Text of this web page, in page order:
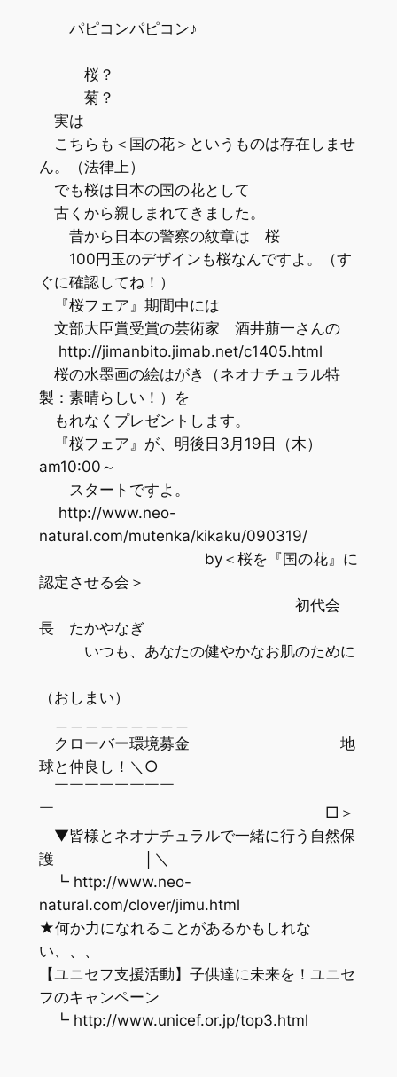
パピコンパピコン♪
桜？
菊？
実は
こちらも＜国の花＞というものは存在しませ
ん。（法律上）
でも桜は日本の国の花として
古くから親しまれてきました。
昔から日本の警察の紋章は 桜
100円玉のデザインも桜なんですよ。（す
ぐに確認してね！）
『桜フェア』期間中には
文部大臣賞受賞の芸術家 酒井萠一さんの
http://jimanbito.jimab.net/c1405.html
桜の水墨画の絵はがき（ネオナチュラル特
製：素晴らしい！）を
もれなくプレゼントします。
『桜フェア』が、明後日3月19日（木）
am10:00～
スタートですよ。
http://www.neo-
natural.com/mutenka/kikaku/090319/
by＜桜を『国の花』に
認定させる会＞
初代会
長 たかやなぎ
いつも、あなたの健やかなお肌のために
（おしまい）
クローバー環境募金 地
球と仲良し！＼○
￣￣￣￣￣￣￣￣
￣ □＞
▼皆様とネオナチュラルで一緒に行う自然保
護 │＼
┗ http://www.neo-
natural.com/clover/jimu.html
★何か力になれることがあるかもしれな
い、、、
【ユニセフ支援活動】子供達に未来を！ユニセ
フのキャンペーン
┗ http://www.unicef.or.jp/top3.html